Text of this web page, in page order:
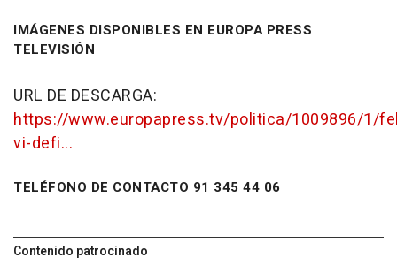
IMÁGENES DISPONIBLES EN EUROPA PRESS
TELEVISIÓN
URL DE DESCARGA:
https://www.europapress.tv/politica/1009896/1/
vi-defi...
TELÉFONO DE CONTACTO 91 345 44 06
Contenido patrocinado